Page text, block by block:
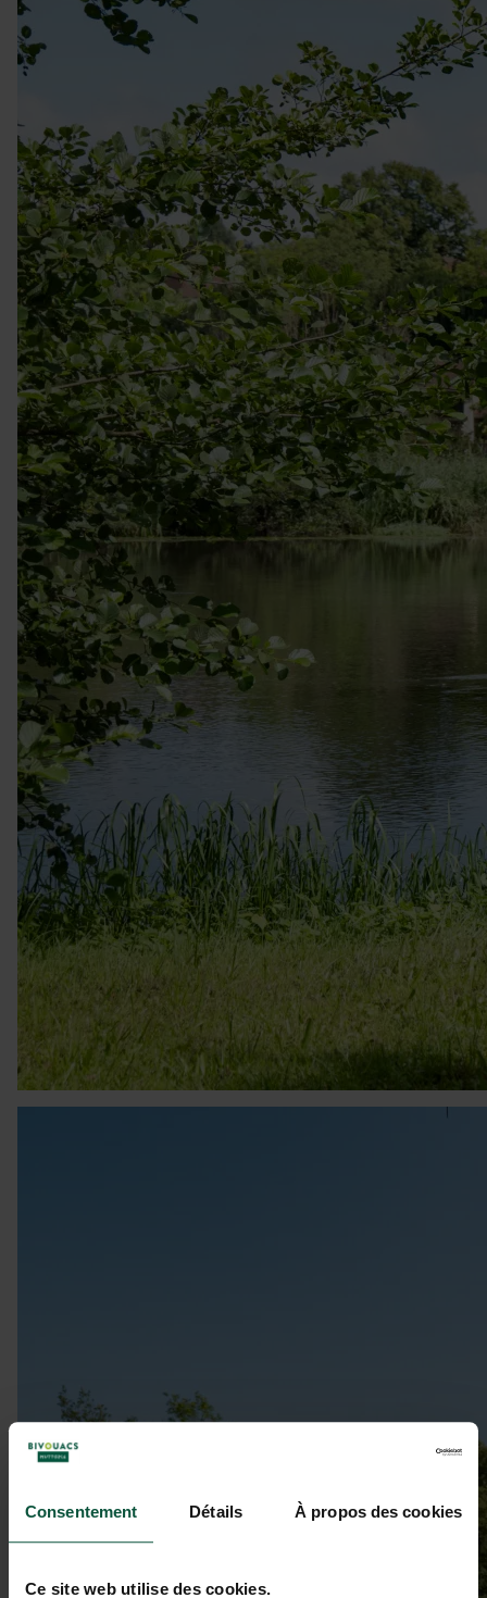
Consentement Détails À propos des cookies
Ce site web utilise des cookies.